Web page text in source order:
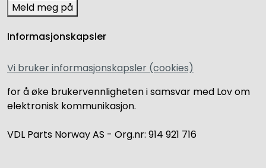
Meld meg på
Informasjonskapsler
Vi bruker informasjonskapsler (cookies)
for å øke brukervennligheten i samsvar med Lov om
elektronisk kommunikasjon.
VDL Parts Norway AS - Org.nr: 914 921 716